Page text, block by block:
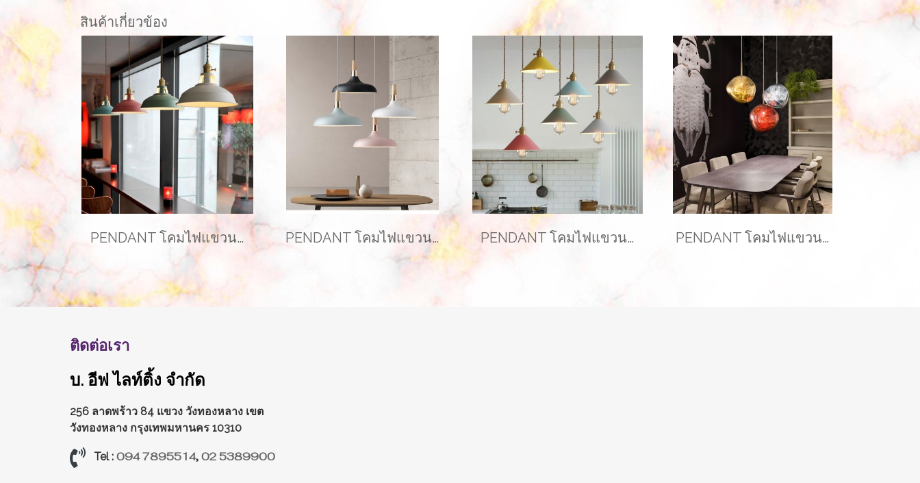
สินค้าเกี่ยวข้อง
PENDANT โคมไฟแขวนเพดาน รุ่น COLORFUL EVE-00346 ( 1 เซ็ท ได้ 3 โคม ) PENDANT โคมไฟแขวนเพดาน รุ่น FAIRY EVE-00345 PENDANT โคมไฟแขวนเพดาน รุ่น LOVELY EVE-00343 ( 1 เซ็ท ได้ 3 โคม ) PENDANT โคมไฟแขวนเพดาน รุ่น SHINE EVE-00382
ติดต่อเรา
บ. อีฟ ไลท์ติ้ง จำกัด
256 ลาดพร้าว 84 แขวง วังทองหลาง เขต
วังทองหลาง กรุงเทพมหานคร 10310
Tel : 094 7895514,02 5389900